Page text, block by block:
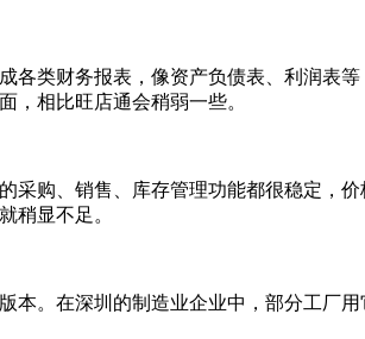
财务报表，像资产负债表、利润表
，相比旺店通会稍弱一些。
、销售、库存管理功能都很稳定，价
稍显不足。
在深圳的制造业企业中，部分工厂